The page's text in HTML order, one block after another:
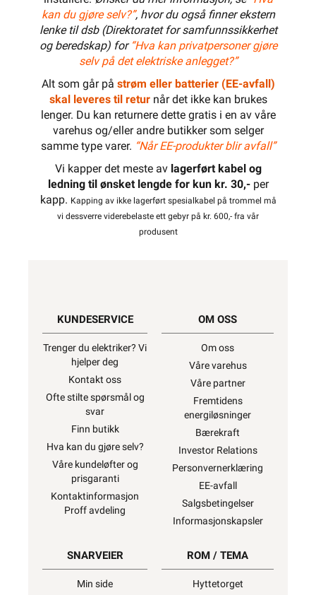
kan du gjøre selv?”, hvor du også finner ekstern
lenke til dsb (Direktoratet for samfunnssikkerhet
og beredskap) for “Hva kan privatpersoner gjøre
selv på det elektriske anlegget?”
Alt som går på strøm eller batterier (EE-avfall)
skal leveres til returnår det ikke kan brukes
lenger. Du kan returnere dette gratis i en av våre
varehus og/eller andre butikker som selger
samme type varer. “Når EE-produkter blir avfall”
Vi kapper det meste av lagerført kabel og
ledning til ønsket lengde for kun kr. 30,-per
kapp. Kapping av ikke lagerført spesialkabel på trommel må
vi dessverre viderebelaste ett gebyr på kr. 600,- fra vår
produsent
KUNDESERVICE
Trenger du elektriker? Vi
hjelper deg
Kontakt oss
Ofte stilte spørsmål og
svar
Finn butikk
Hva kan du gjøre selv?
Våre kundeløfter og
prisgaranti
Kontaktinformasjon
Proff avdeling
OM OSS
Om oss
Våre varehus
Våre partner
Fremtidens
energiløsninger
Bærekraft
Investor Relations
Personvernerklæring
EE-avfall
Salgsbetingelser
Informasjonskapsler
SNARVEIER
Min side
ROM / TEMA
Hyttetorget